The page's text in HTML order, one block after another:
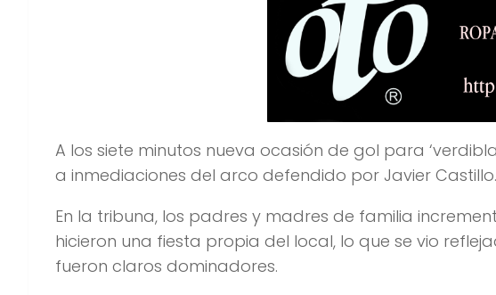
A los siete minutos nueva ocasión de gol para
a inmediaciones del arco defendido por Javier Castillo.
En la tribuna, los padres y madres de familia
hicieron una fiesta propia del local, lo que se vio
fueron claros dominadores.